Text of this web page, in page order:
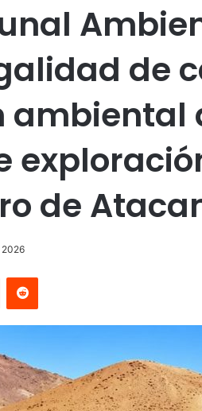
de
ambiental
de
2026
PinterestReddit